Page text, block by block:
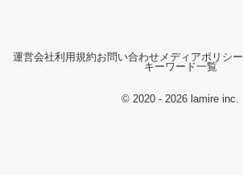
運営会社利用規約お問い合わせ メディアポリシー
キーワード一覧
© 2020 - 2026 lamire inc.